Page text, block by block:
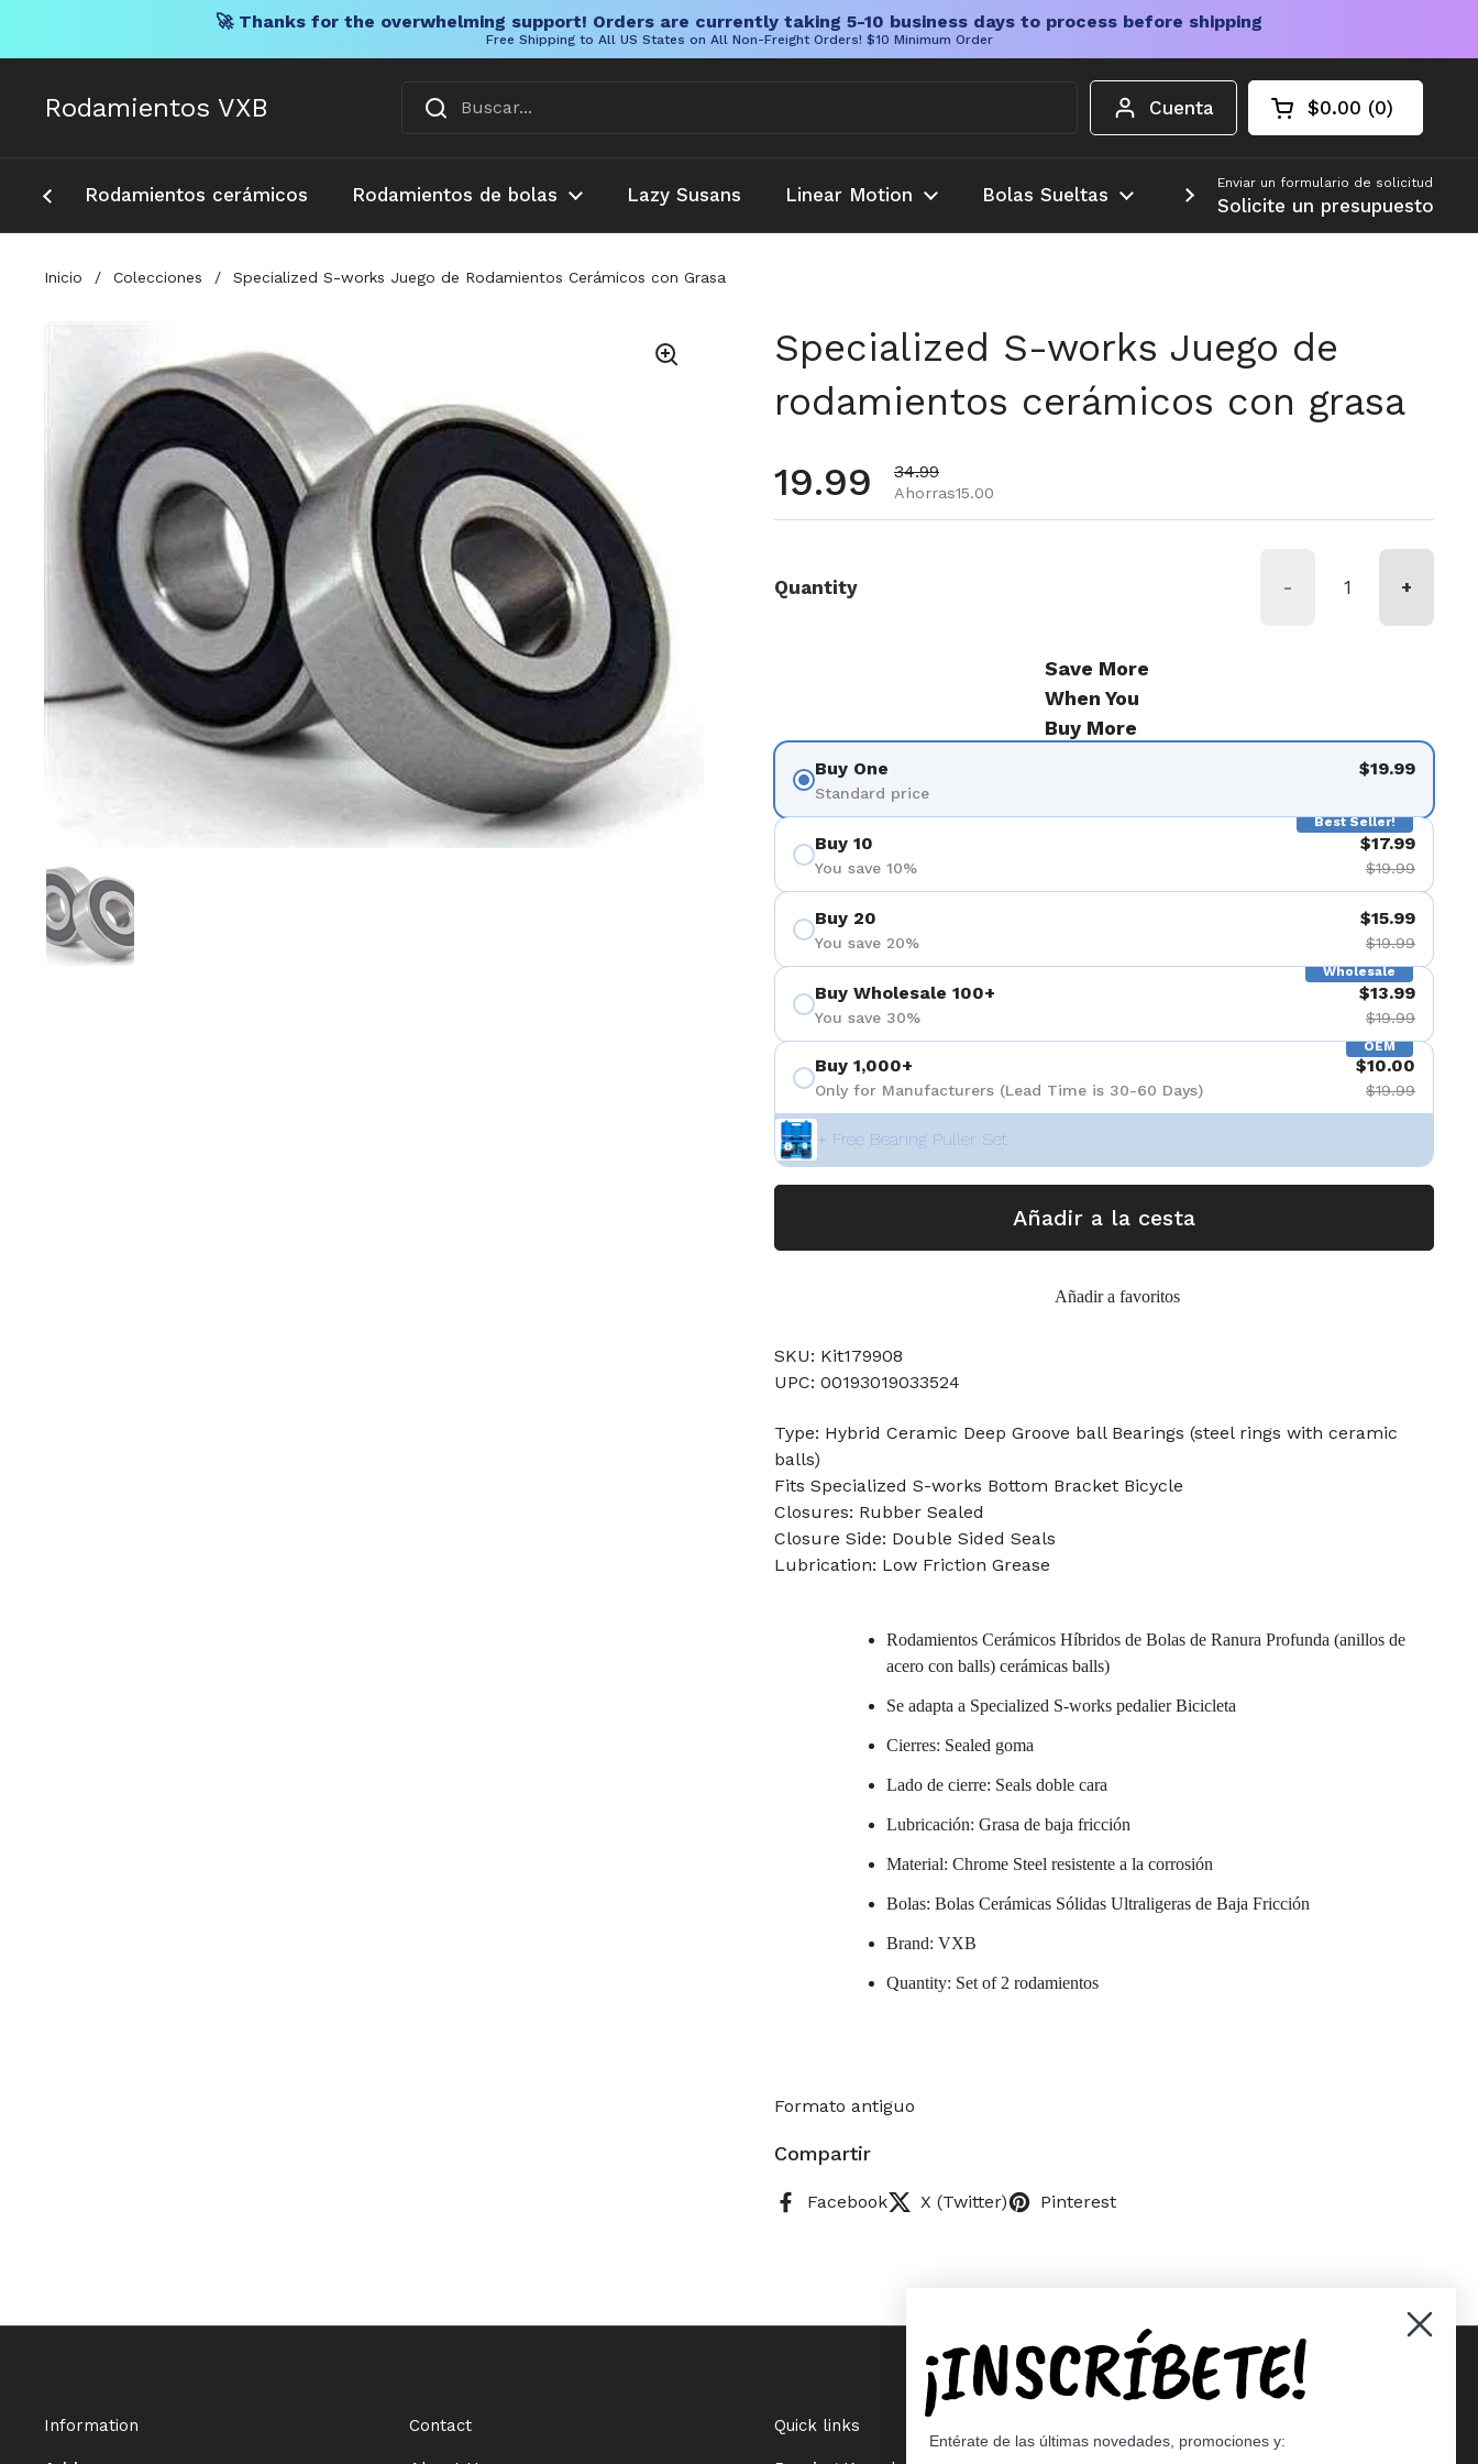
🚀 Thanks for the overwhelming support! Orders are currently taking 5-10 business days to process before shipping
Free Shipping to All US States on All Non-Freight Orders! $10 Minimum Order
Rodamientos VXB Cuenta Carrito abierto
Total de la cesta:
$0.00 0
productos en su
Rodamientos cerámicos Rodamientos de bolas Lazy Susans Linear Motion Bolas Sueltas Más
Enviar un formulario de solicitud
Solicite un presupuesto
Inicio / Colecciones / Specialized S-works Juego de Rodamientos Cerámicos con Grasa
Mostrar diapositiva 1
Specialized S-works Juego de
rodamientos cerámicos con grasa
Precio habitual
19.99 Precio de oferta
34.99
Ahorras15.00
Quantity - +
Save More
When You
Buy More
Buy One
Standard price
$19.99
Best Seller!
Buy 10
You save 10%
$17.99
$19.99
Buy 20
You save 20%
$15.99
$19.99
Wholesale
Buy Wholesale 100+
You save 30%
$13.99
$19.99
OEM
Buy 1,000+
Only for Manufacturers (Lead Time is 30-60 Days)
$10.00
$19.99
+ Free Bearing Puller Set
Añadir a la cesta
Añadir a favoritos
SKU: Kit179908
UPC: 00193019033524
Type: Hybrid Ceramic Deep Groove ball Bearings (steel rings with ceramic
balls)
Fits Specialized S-works Bottom Bracket Bicycle
Closures: Rubber Sealed
Closure Side: Double Sided Seals
Lubrication: Low Friction Grease
Rodamientos Cerámicos Híbridos de Bolas de Ranura Profunda (anillos de
acero con balls) cerámicas balls)
Se adapta a Specialized S-works pedalier Bicicleta
Cierres: Sealed goma
Lado de cierre: Seals doble cara
Lubricación: Grasa de baja fricción
Material: Chrome Steel resistente a la corrosión
Bolas: Bolas Cerámicas Sólidas Ultraligeras de Baja Fricción
Brand: VXB
Quantity: Set of 2 rodamientos
Formato antiguo
Compartir
Facebook X (Twitter) Pinterest
Information Contact Quick links
¡INSCRÍBETE!
Entérate de las últimas novedades, promociones y: